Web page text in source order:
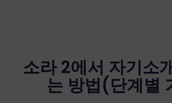
소라 2에서 자기소
는 방법(단계별